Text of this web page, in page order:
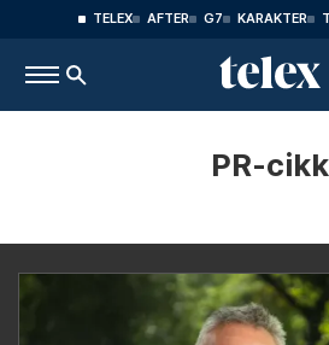
TELEX AFTER G7 KARAKTER
PR-cikk